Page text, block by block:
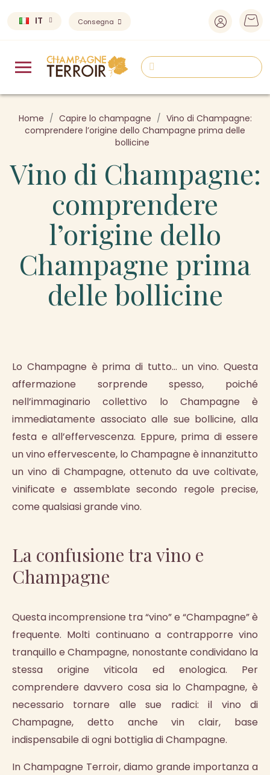
IT Consegna
Home Capire lo champagne
Vino di Champagne:
comprendere l’origine dello Champagne prima delle
bollicine
Vino di Champagne:
comprendere
l’origine dello
Champagne prima
delle bollicine
Lo Champagne è prima di tutto… un vino. Questa
affermazione sorprende spesso, poiché
nell’immaginario collettivo lo Champagne è
immediatamente associato alle sue bollicine, alla
festa e all’effervescenza. Eppure, prima di essere
un vino effervescente, lo Champagne è innanzitutto
un vino di Champagne, ottenuto da uve coltivate,
vinificate e assemblate secondo regole precise,
come qualsiasi grande vino.
La confusione tra vino e
Champagne
Questa incomprensione tra “vino” e “Champagne” è
frequente. Molti continuano a contrapporre vino
tranquillo e Champagne, nonostante condividano la
stessa origine viticola ed enologica. Per
comprendere davvero cosa sia lo Champagne, è
necessario tornare alle sue radici: il vino di
Champagne, detto anche vin clair, base
indispensabile di ogni bottiglia di Champagne.
In Champagne Terroir, diamo grande importanza a